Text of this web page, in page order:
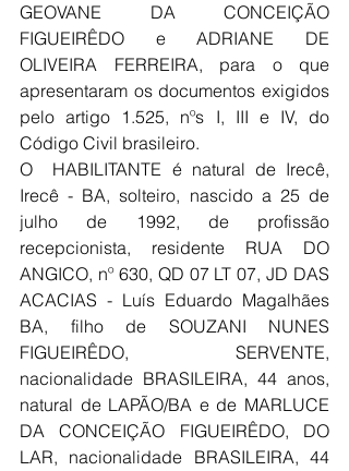
GEOVANE DA CONCEIÇÃO
FIGUEIRÊDO e ADRIANE DE
OLIVEIRA FERREIRA, para o que
apresentaram os documentos exigidos
pelo artigo 1.525, nºs I, III e IV, do
Código Civil brasileiro.
O  HABILITANTE é natural de Irecê,
Irecê - BA, solteiro, nascido a 25 de
julho de 1992, de profissão
recepcionista, residente RUA DO
ANGICO, nº 630, QD 07 LT 07, JD DAS
ACACIAS - Luís Eduardo Magalhães
BA, filho de SOUZANI NUNES
FIGUEIRÊDO, SERVENTE,
nacionalidade BRASILEIRA, 44 anos,
natural de LAPÃO/BA e de MARLUCE
DA CONCEIÇÃO FIGUEIRÊDO, DO
LAR, nacionalidade BRASILEIRA, 44